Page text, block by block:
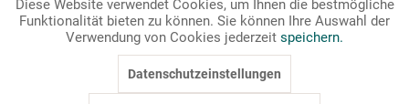
Entwicklungshilfe, Hilfswerke
zuerst Ihr Produktformat aus.
z.B. Farbe-Grafik, Schwarz-Weiß-Grafik, mit/ohne Text ...
Marketing Inaktiv
Diese Website verwendet Cookies, um Ihnen die bestmögliche
Funktionalität bieten zu können. Sie können Ihre Auswahl der
Verwendung von Cookies jederzeit speichern.
Datenschutzeinstellungen